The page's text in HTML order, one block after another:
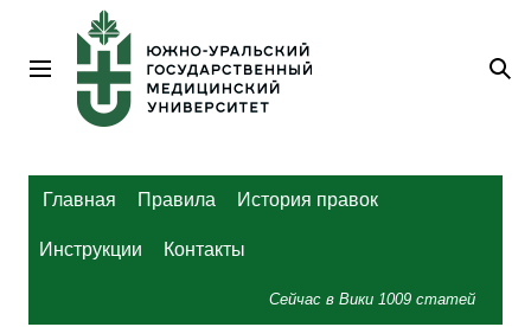
содержанию
Главное меню
Главная Правила История правок
Инструкции Контакты
Сейчас в Вики 1009 статей